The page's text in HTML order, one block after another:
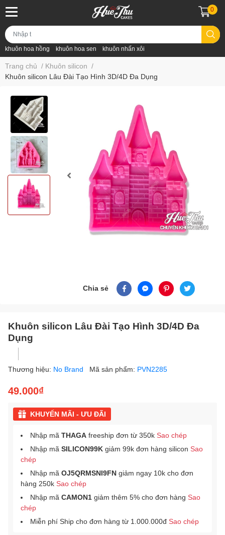
khuôn hoa hồng khuôn hoa sen khuôn nhấn xôi
0
Trang chủ / Khuôn silicon /
Khuôn silicon Lâu Đài Tạo Hình 3D/4D Đa Dụng
Chia sẻ
Khuôn silicon Lâu Đài Tạo Hình 3D/4D Đa
Dụng
Thương hiệu: No Brand Mã sản phẩm: PVN2285
49.000₫
KHUYẾN MÃI - ƯU ĐÃI
Nhập mã THAGA freeship đơn từ 350k Sao chép
Nhập mã SILICON99K giảm 99k đơn hàng silicon Sao
chép
Nhập mã OJ5QRMSNI9FN giảm ngay 10k cho đơn
hàng 250k Sao chép
Nhập mã CAMON1 giảm thêm 5% cho đơn hàng Sao
chép
Miễn phí Ship cho đơn hàng từ 1.000.000đ Sao chép